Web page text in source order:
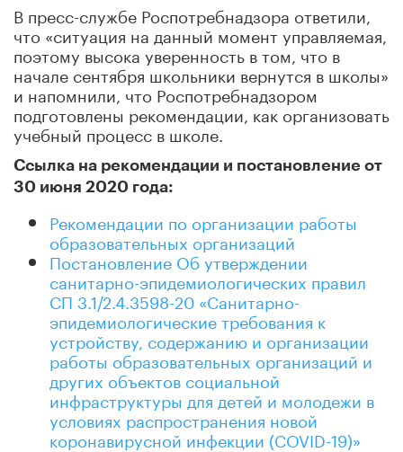
В пресс-службе Роспотребнадзора ответили,
что «ситуация на данный момент управляемая,
поэтому высока уверенность в том, что в
начале сентября школьники вернутся в школы»
и напомнили, что Роспотребнадзором
подготовлены рекомендации, как организовать
учебный процесс в школе.
Ссылка на рекомендации и постановление от
30 июня 2020 года:
Рекомендации по организации работы
образовательных организаций
Постановление Об утверждении
санитарно-эпидемиологических правил
СП 3.1/2.4.3598-20 «Санитарно-
эпидемиологические требования к
устройству, содержанию и организации
работы образовательных организаций и
других объектов социальной
инфраструктуры для детей и молодежи в
условиях распространения новой
коронавирусной инфекции (COVID-19)»